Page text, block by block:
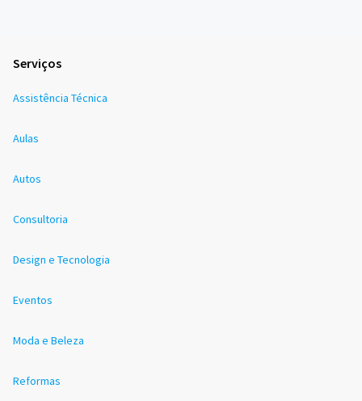
Serviços
Assistência Técnica
Aulas
Autos
Consultoria
Design e Tecnologia
Eventos
Moda e Beleza
Reformas